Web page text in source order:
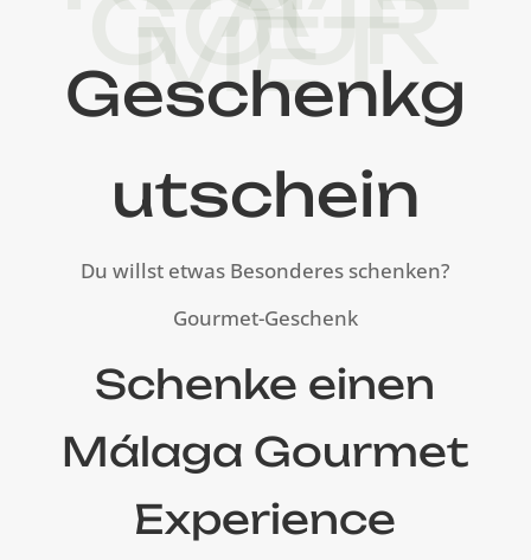
GOUR
MET
Geschenkg
utschein
Du willst etwas Besonderes schenken?
Gourmet-Geschenk
Schenke einen
Málaga Gourmet
Experience